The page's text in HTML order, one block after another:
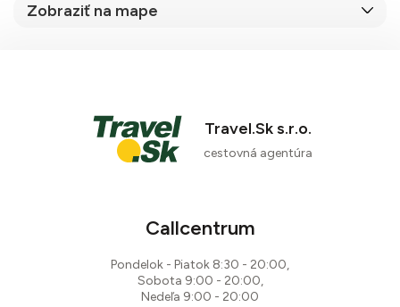
Zobraziť na mape
Travel.Sk s.r.o.
cestovná agentúra
Callcentrum
Pondelok - Piatok 8:30 - 20:00,
Sobota 9:00 - 20:00,
Nedeľa 9:00 - 20:00